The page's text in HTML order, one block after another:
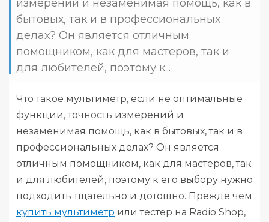
измерений и незаменимая помощь, как в
бытовых, так и в профессиональных
делах? Он является отличным
помощником, как для мастеров, так и
для любителей, поэтому к...
Что такое мультиметр, если не оптимальные
функции, точность измерений и
незаменимая помощь, как в бытовых, так и в
профессиональных делах? Он является
отличным помощником, как для мастеров, так
и для любителей, поэтому к его выбору нужно
подходить тщательно и дотошно. Прежде чем
купить мультиметр или тестер на Radio Shop,